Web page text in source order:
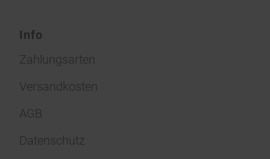
Info
Zahlungsarten
Versandkosten
AGB
Datenschutz